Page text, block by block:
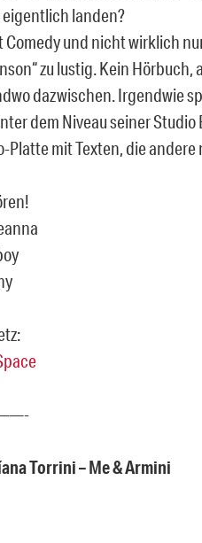
eigentlich landen?
Comedy und nicht wirklich
zu lustig. Kein
dazwischen. Irgendwie
dem Niveau seiner
Platte mit Texten, die
Torrini – Me & Armini